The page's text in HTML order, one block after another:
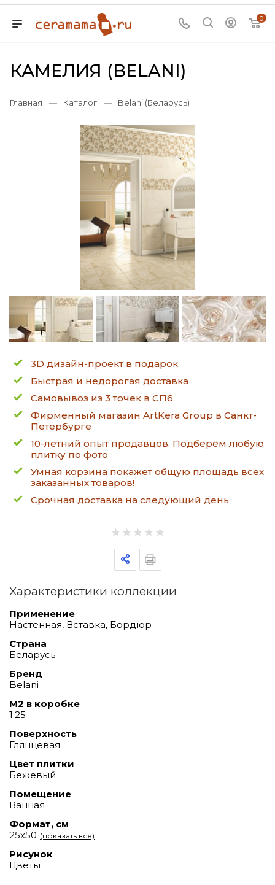
0
КАМЕЛИЯ (BELANI)
Главная — Каталог — Belani (Беларусь)
3D дизайн-проект в подарок
Быстрая и недорогая доставка
Самовывоз из 3 точек в СПб
Фирменный магазин ArtKera Group в Санкт-
Петербурге
10-летний опыт продавцов. Подберём любую
плитку по фото
Умная корзина покажет общую площадь всех
заказанных товаров!
Срочная доставка на следующий день
Характеристики коллекции
Применение
Настенная, Вставка, Бордюр
Страна
Беларусь
Бренд
Belani
М2 в коробке
1.25
Поверхность
Глянцевая
Цвет плитки
Бежевый
Помещение
Ванная
Формат, см
25х50 (показать все)
Рисунок
Цветы